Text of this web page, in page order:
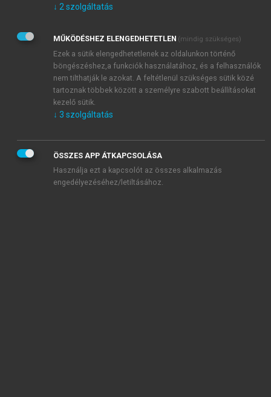
Kérek értesítést az Akadémiai Kiadó Zrt. újdonságairól,
Adatkezelési tájékoztatóbanfoglaltakat tudomásul
veszem és elfogadom.
Általános vásárlási feltételeket, valamint a szotar.netés a
mersz.huoldalak licencszerződéseiben foglaltakat
tudomásul veszem és elfogadom.
KIPRÓBÁLOM
↓ 2 szolgáltatás
MŰKÖDÉSHEZ ELENGEDHETETLEN (mindig szükséges)
Ezek a sütik elengedhetetlenek az oldalunkon történő
böngészéshez,a funkciók használatához, és a felhasználók
nem tilthatják le azokat. A feltétlenül szükséges sütik közé
tartoznak többek között a személyre szabott beállításokat
kezelő sütik.
↓ 3 szolgáltatás
ÖSSZES APP ÁTKAPCSOLÁSA
Használja ezt a kapcsolót az összes alkalmazás
engedélyezéséhez/letiltásához.